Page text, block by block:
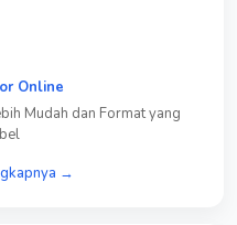
Online
Mudah dan Format yang
→